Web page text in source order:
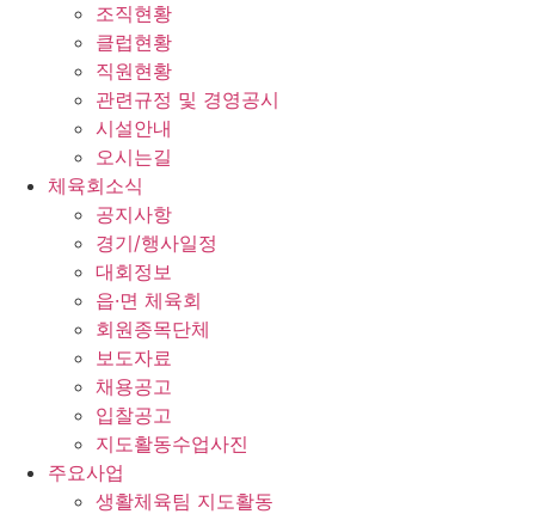
조직현황
클럽현황
직원현황
관련규정 및 경영공시
시설안내
오시는길
체육회소식
공지사항
경기/행사일정
대회정보
읍·면 체육회
회원종목단체
보도자료
채용공고
입찰공고
지도활동수업사진
주요사업
생활체육팀 지도활동